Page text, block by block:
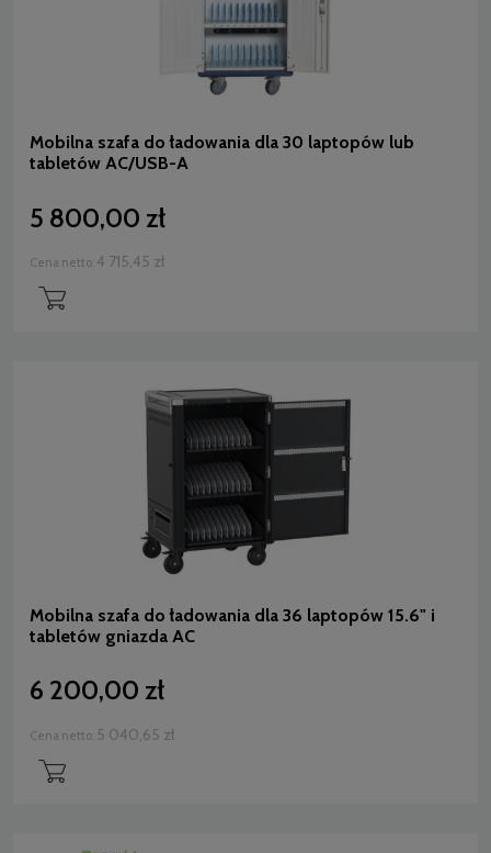
Mobilna szafa do ładowania dla 30 laptopów lub
tabletów AC/USB-A
5 800,00 zł
Cena netto: 4 715,45 zł
Mobilna szafa do ładowania dla 36 laptopów 15.6" i
tabletów gniazda AC
6 200,00 zł
Cena netto: 5 040,65 zł